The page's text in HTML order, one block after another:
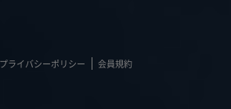
プライバシーポリシー 会員規約